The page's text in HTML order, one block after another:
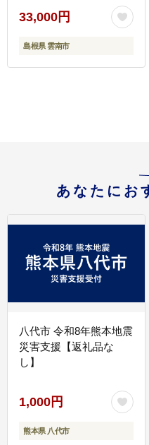
33,000円
島根県 雲南市
あなたにお
八代市 令和8年熊本地震
災害支援【返礼品な
し】
1,000円
熊本県 八代市